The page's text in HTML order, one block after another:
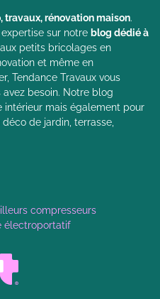
travaux, rénovation maison.
sur notre blog dédié à
petits bricolages en
et même en
Tendance Travaux vous
besoin. Notre blog
intérieur mais également pour
de jardin, terrasse,
compresseurs
électroportatif